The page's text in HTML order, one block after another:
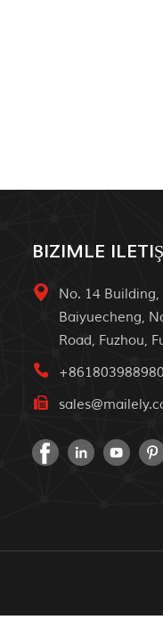
BIZIMLE
No. 14 Building,
Baiyuecheng,
Road, Fuzhou,